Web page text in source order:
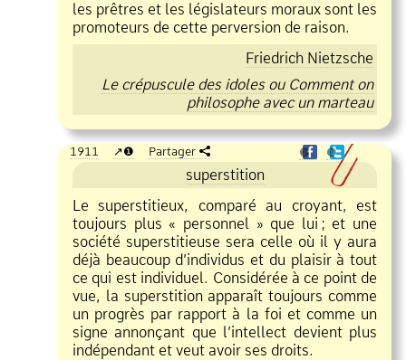
les prêtres et les législateurs moraux sont les
promoteurs de cette perversion de raison.
Friedrich Nietzsche
Le crépuscule des idoles ou Comment on
philosophe avec un marteau
1911 ❶ Partager ❶ ❶
superstition
Le superstitieux, comparé au croyant, est
toujours plus « personnel » que lui ; et une
société superstitieuse sera celle où il y aura
déjà beaucoup d’individus et du plaisir à tout
ce qui est individuel. Considérée à ce point de
vue, la superstition apparaît toujours comme
un progrès par rapport à la foi et comme un
signe annonçant que l’intellect devient plus
indépendant et veut avoir ses droits.